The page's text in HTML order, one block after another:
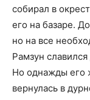
собирал в
его на базаре.
но на все
Рамзун
Но однажды его
вернулась в